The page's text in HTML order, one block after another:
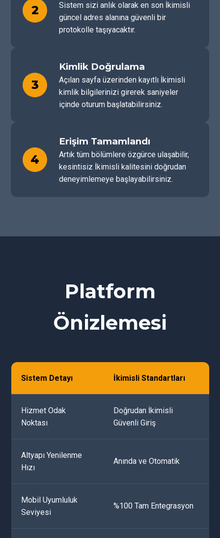
2
Sistem sizi anlık olarak en son İkimisli
güncel adres alanına güvenli bir
protokolle taşıyacaktır.
3
Kimlik Doğrulama
Açılan sayfa üzerinden kayıtlı İkimisli
kimlik bilgilerinizi girerek saniyeler
içinde oturum başlatabilirsiniz.
4
Erişim Tamamlandı
Artık tüm bölümlere özgürce ulaşabilir,
kesintisiz İkimisli kalitesini doğrudan
deneyimlemeye başlayabilirsiniz.
Platform
Önizlemesi
Sistem Detayı İkimisli Standartları
Hizmet Odak
Noktası
Doğrudan İkimisli
Güvenli Giriş
Altyapı Yenilenme
Hızı
Anında ve Otomatik
Mobil Uyumluluk
Seviyesi
%100 Tam Entegrasyon